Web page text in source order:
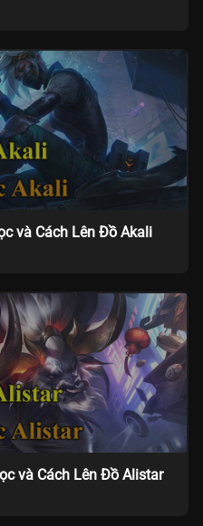
và Cách Lên Đồ Akali
và Cách Lên Đồ Alistar